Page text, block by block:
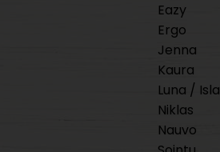
Eazy
Ergo
Jenna
Kaura
Luna / Isla
Niklas
Nauvo